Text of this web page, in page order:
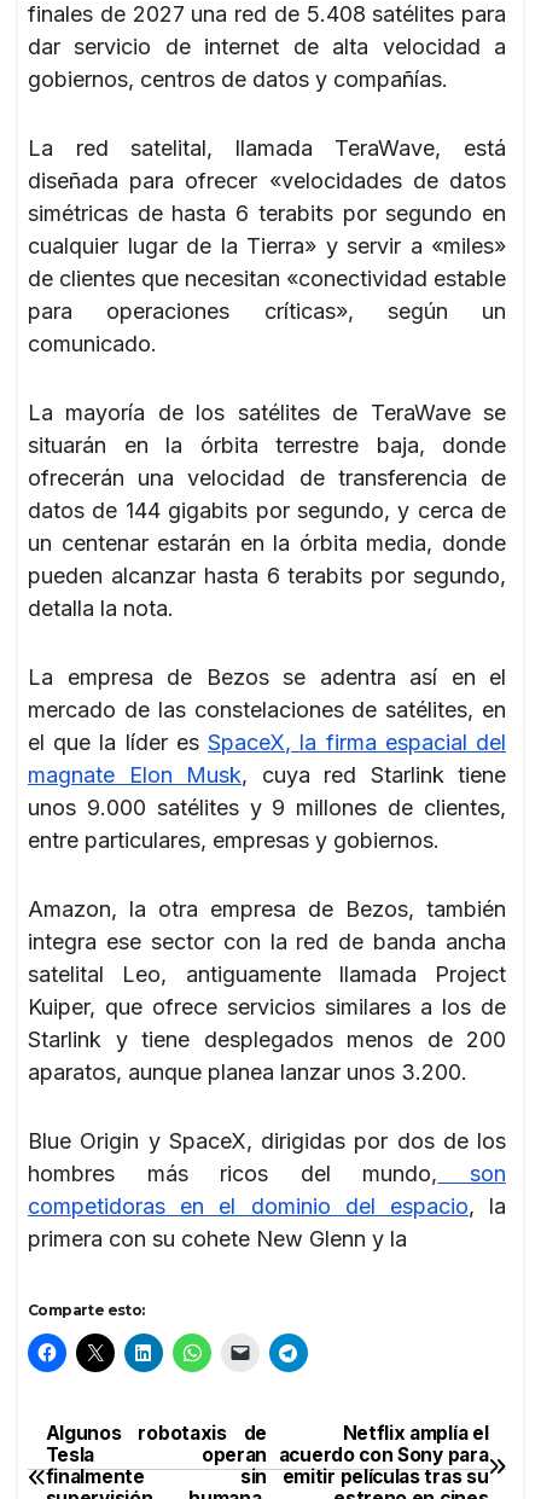
finales de 2027 una red de 5.408 satélites para
dar servicio de internet de alta velocidad a
gobiernos, centros de datos y compañías.
La red satelital, llamada TeraWave, está
diseñada para ofrecer «velocidades de datos
simétricas de hasta 6 terabits por segundo en
cualquier lugar de la Tierra» y servir a «miles»
de clientes que necesitan «conectividad estable
para operaciones críticas», según un
comunicado.
La mayoría de los satélites de TeraWave se
situarán en la órbita terrestre baja, donde
ofrecerán una velocidad de transferencia de
datos de 144 gigabits por segundo, y cerca de
un centenar estarán en la órbita media, donde
pueden alcanzar hasta 6 terabits por segundo,
detalla la nota.
La empresa de Bezos se adentra así en el
mercado de las constelaciones de satélites, en
el que la líder esSpaceX, la firma espacial del
magnate Elon Musk, cuya red Starlink tiene
unos 9.000 satélites y 9 millones de clientes,
entre particulares, empresas y gobiernos.
Amazon, la otra empresa de Bezos, también
integra ese sector con la red de banda ancha
satelital Leo, antiguamente llamada Project
Kuiper, que ofrece servicios similares a los de
Starlink y tiene desplegados menos de 200
aparatos, aunque planea lanzar unos 3.200.
Blue Origin y SpaceX, dirigidas por dos de los
hombres más ricos del mundo, son
competidoras en el dominio del espacio, la
primera con su cohete New Glenn y la
Comparte esto:
Navegación
Netflix amplía el
acuerdo con Sony para
emitir películas tras su
Algunos robotaxis de
Tesla operan
finalmente sin